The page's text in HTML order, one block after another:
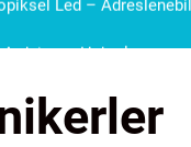
Kaynakları I Şarj Aleti I